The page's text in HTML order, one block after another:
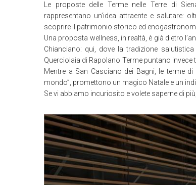
Le proposte delle Terme nelle Terre di
rappresentano un’idea attraente e salutare:
scoprire il patrimonio storico ed
Una proposta wellness, in realtà, è già dietro
Chianciano: qui, dove la tradizione
Querciolaia di Rapolano Terme puntano
Mentre a San Casciano dei Bagni, le terme
mondo”, promettono un magico Natale e un
Se vi abbiamo incuriosito e volete saperne di